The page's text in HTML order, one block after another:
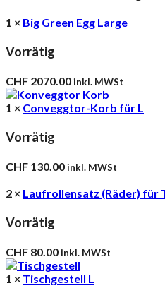
1 × Big Green Egg Large
Vorrätig
CHF 2070.00inkl. MWSt
1 × Conveggtor-Korb für L
Vorrätig
CHF 130.00inkl. MWSt
2 × Laufrollensatz (Räder) für
Vorrätig
CHF 80.00inkl. MWSt
1 × Tischgestell L